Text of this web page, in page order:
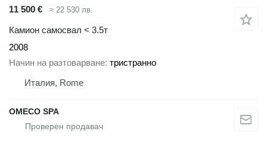
11 500 €
≈ 22 530 лв.
Камион самосвал < 3.5т
2008
Начин на разтоварване тристранно
Италия, Rome
OMECO SPA